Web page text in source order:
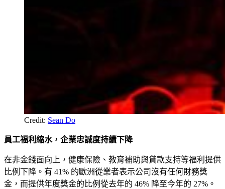
Credit: Sean Do
員工福利縮水，企業忠誠度持續下降
在非金錢面向上，健康保險、教育補助與貸款支持等福利提供
比例下降。有 41% 的歐洲從業者表示公司沒有任何財務獎
金，而提供年度獎金的比例從去年的 46% 降至今年的 27%。